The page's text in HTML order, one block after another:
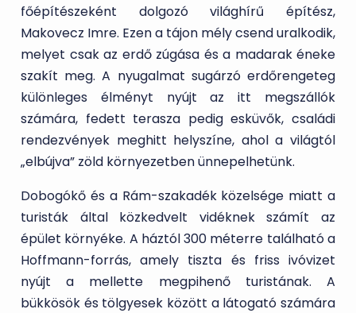
főépítészeként dolgozó világhírű építész,
Makovecz Imre. Ezen a tájon mély csend uralkodik,
melyet csak az erdő zúgása és a madarak éneke
szakít meg. A nyugalmat sugárzó erdőrengeteg
különleges élményt nyújt az itt megszállók
számára, fedett terasza pedig esküvők, családi
rendezvények meghitt helyszíne, ahol a világtól
„elbújva” zöld környezetben ünnepelhetünk.
Dobogókő és a Rám-szakadék közelsége miatt a
turisták által közkedvelt vidéknek számít az
épület környéke. A háztól 300 méterre található a
Hoffmann-forrás, amely tiszta és friss ivóvizet
nyújt a mellette megpihenő turistának. A
bükkösök és tölgyesek között a látogató számára